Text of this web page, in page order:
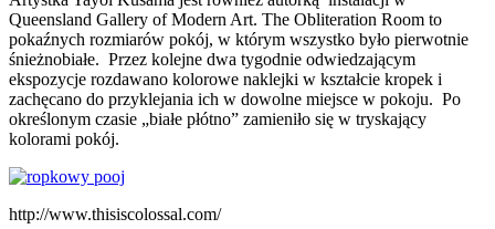
Queensland Gallery of Modern Art. The Obliteration Room to
pokaźnych rozmiarów pokój, w którym wszystko było pierwotnie
śnieżnobiałe. Przez kolejne dwa tygodnie odwiedzającym
ekspozycje rozdawano kolorowe naklejki w kształcie kropek i
zachęcano do przyklejania ich w dowolne miejsce w pokoju. Po
określonym czasie „białe płótno” zamieniło się w tryskający
kolorami pokój.
http://www.thisiscolossal.com/